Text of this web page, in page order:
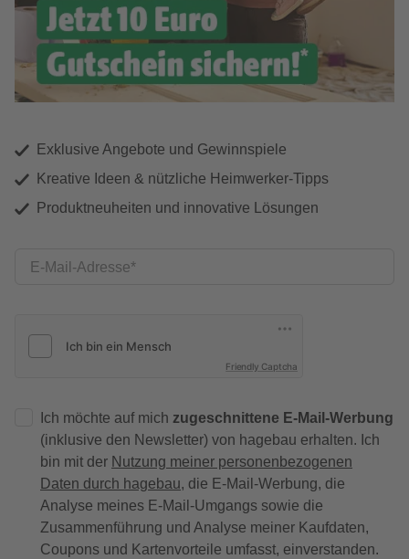
Exklusive Angebote und Gewinnspiele
Kreative Ideen & nützliche Heimwerker-Tipps
Produktneuheiten und innovative Lösungen
E-Mail-Adresse
Friendly Captcha
Ich möchte auf mich zugeschnittene E-Mail-Werbung
(inklusive den Newsletter) von hagebau erhalten. Ich
bin mit der Nutzung meiner personenbezogenen
Daten durch hagebau, die E-Mail-Werbung, die
Analyse meines E-Mail-Umgangs sowie die
Zusammenführung und Analyse meiner Kaufdaten,
Coupons und Kartenvorteile umfasst, einverstanden.